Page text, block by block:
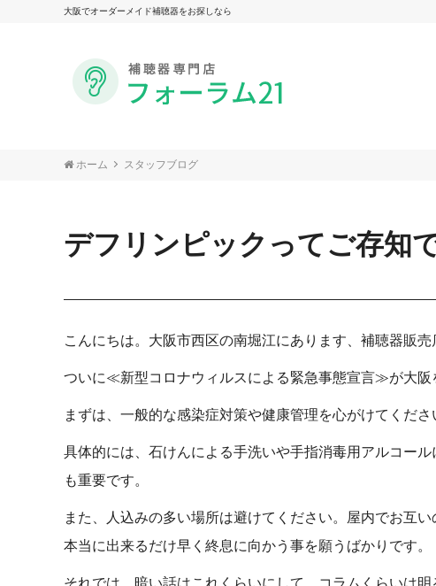
大阪でオーダーメイド補聴器をお探しなら
ホーム スタッフブログ
デフリンピックってご存知
こんにちは。大阪市西区の南堀江にあります、補聴器販売
ついに≪新型コロナウィルスによる緊急事態宣言≫が大阪
まずは、一般的な感染症対策や健康管理を心がけてくださ
具体的には、石けんによる手洗いや手指消毒用アルコー
も重要です。
また、人込みの多い場所は避けてください。屋内でお互
本当に出来るだけ早く終息に向かう事を願うばかりです。
それでは、暗い話はこれくらいにして、コラムくらいは